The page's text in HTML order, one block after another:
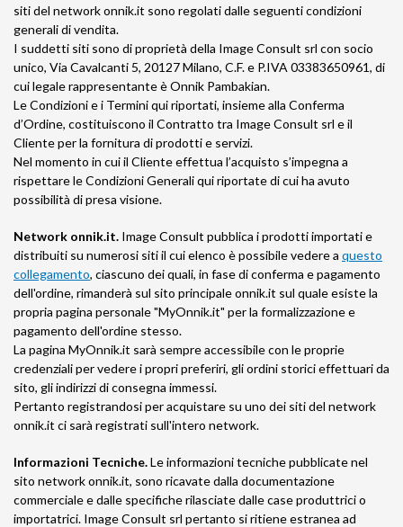
siti del network onnik.it sono regolati dalle seguenti condizioni
generali di vendita.
I suddetti siti sono di proprietà della Image Consult srl con socio
unico, Via Cavalcanti 5, 20127 Milano, C.F. e P.IVA 03383650961, di
cui legale rappresentante è Onnik Pambakian.
Le Condizioni e i Termini qui riportati, insieme alla Conferma
d’Ordine, costituiscono il Contratto tra Image Consult srl e il
Cliente per la fornitura di prodotti e servizi.
Nel momento in cui il Cliente effettua l’acquisto s’impegna a
rispettare le Condizioni Generali qui riportate di cui ha avuto
possibilità di presa visione.
Network onnik.it. Image Consult pubblica i prodotti importati e
distribuiti su numerosi siti il cui elenco è possibile vedere a questo
collegamento, ciascuno dei quali, in fase di conferma e pagamento
dell'ordine, rimanderà sul sito principale onnik.it sul quale esiste la
propria pagina personale "MyOnnik.it" per la formalizzazione e
pagamento dell'ordine stesso.
La pagina MyOnnik.it sarà sempre accessibile con le proprie
credenziali per vedere i propri preferiri, gli ordini storici effettuari da
sito, gli indirizzi di consegna immessi.
Pertanto registrandosi per acquistare su uno dei siti del network
onnik.it ci sarà registrati sull'intero network.
Informazioni Tecniche.Le informazioni tecniche pubblicate nel
sito network onnik.it, sono ricavate dalla documentazione
commerciale e dalle specifiche rilasciate dalle case produttrici o
importatrici. Image Consult srl pertanto si ritiene estranea ad